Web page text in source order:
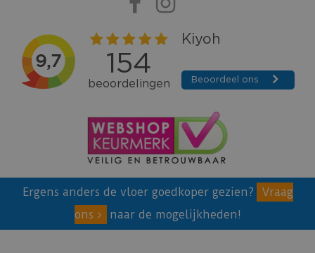
Ergens anders de vloer goedkoper gezien?
Vraag
ons
naar de mogelijkheden!